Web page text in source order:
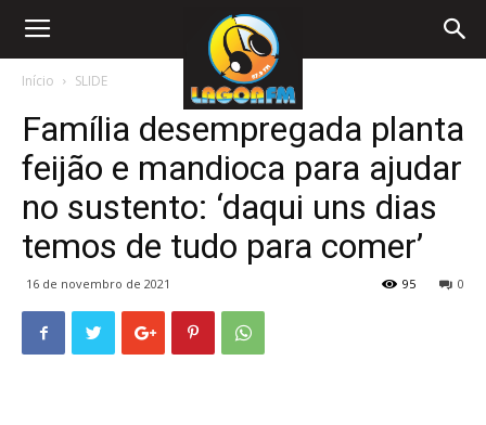
Início SLIDE
Família desempregada planta
feijão e mandioca para ajudar
no sustento: ‘daqui uns dias
temos de tudo para comer’
16 de novembro de 2021 0
95